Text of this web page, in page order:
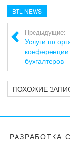
BTL-NEWS
Предыдущие:
Услуги по
конференции
бухгалтеров
ПОХОЖИЕ
РАЗРАБОТКА